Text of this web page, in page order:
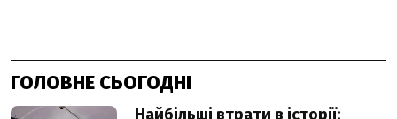
ГОЛОВНЕ СЬОГОДНІ
Найбільші втрати в історії: